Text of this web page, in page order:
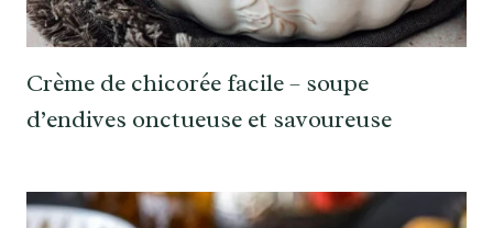
Crème de chicorée facile – soupe
d’endives onctueuse et savoureuse